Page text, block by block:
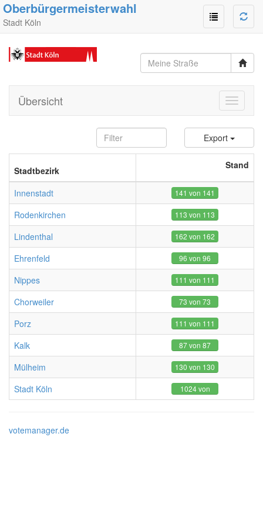
Oberbürgermeisterwahl
Stadt Köln
Toggle
Übersicht
Export
Stadtbezirk Stand
Innenstadt 141 von 141
Rodenkirchen 113 von 113
Lindenthal 162 von 162
Ehrenfeld 96 von 96
Nippes 111 von 111
Chorweiler 73 von 73
Porz 111 von 111
Kalk 87 von 87
Mülheim 130 von 130
Stadt Köln
1024 von
1024
votemanager.de